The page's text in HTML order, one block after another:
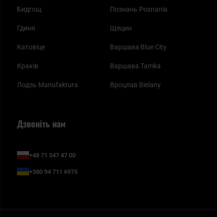
Бидгощ
Гдиня
Катовіце
Краків
Лодзь Manufaktura
Познань Posnania
Щецин
Варшава Blue City
Варшава Tamka
Вроцлав Bielany
Дзвоніть нам
+48 71 347 47 00
+380 94 711 6975